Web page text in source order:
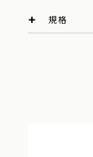
規格